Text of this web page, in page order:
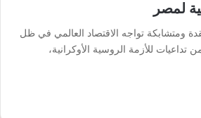
لمصر
ومتشابكة تواجه الاقتصاد العالمي في ظل
تداعيات للأزمة الروسية الأوكرانية،